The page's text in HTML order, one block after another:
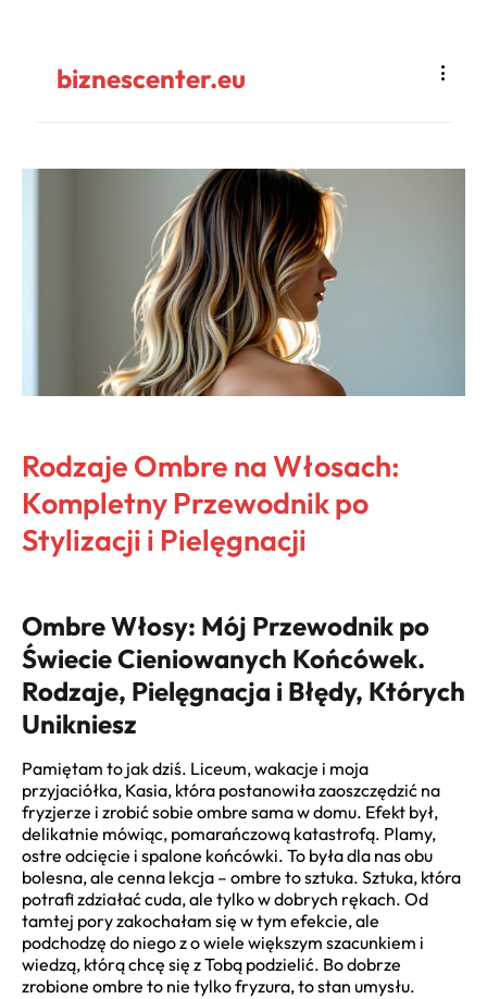
biznescenter.eu
Rodzaje Ombre na Włosach:
Kompletny Przewodnik po
Stylizacji i Pielęgnacji
Ombre Włosy: Mój Przewodnik po
Świecie Cieniowanych Końcówek.
Rodzaje, Pielęgnacja i Błędy, Których
Unikniesz
Pamiętam to jak dziś. Liceum, wakacje i moja
przyjaciółka, Kasia, która postanowiła zaoszczędzić na
fryzjerze i zrobić sobie ombre sama w domu. Efekt był,
delikatnie mówiąc, pomarańczową katastrofą. Plamy,
ostre odcięcie i spalone końcówki. To była dla nas obu
bolesna, ale cenna lekcja – ombre to sztuka. Sztuka, która
potrafi zdziałać cuda, ale tylko w dobrych rękach. Od
tamtej pory zakochałam się w tym efekcie, ale
podchodzę do niego z o wiele większym szacunkiem i
wiedzą, którą chcę się z Tobą podzielić. Bo dobrze
zrobione ombre to nie tylko fryzura, to stan umysłu.